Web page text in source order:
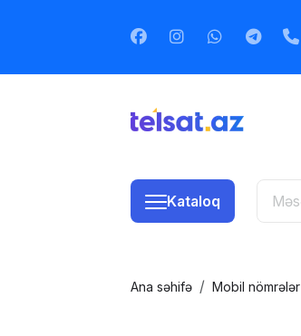
Kataloq
Ana səhifə Mobil nömrələr